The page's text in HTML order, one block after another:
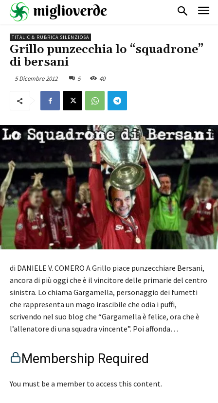
TITALIC & RUBRICA SILENZIOSA
Grillo punzecchia lo “squadrone”
di bersani
5 Dicembre 2012 5 40
di DANIELE V. COMERO A Grillo piace punzecchiare Bersani,
ancora di più oggi che è il vincitore delle primarie del centro
sinistra. Lo chiama Gargamella, personaggio dei fumetti
che rappresenta un mago irascibile che odia i puffi,
scrivendo nel suo blog che “Gargamella è felice, ora che è
l’allenatore di una squadra vincente”. Poi affonda…
Membership Required
You must be a member to access this content.